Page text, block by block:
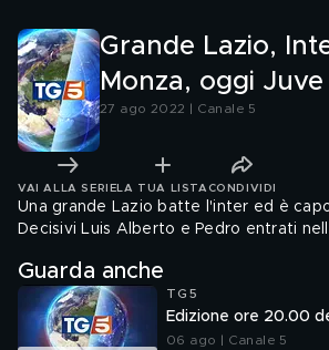
Grande Lazio,
Monza, oggi Juve
27 ago 2022 | Canale 5
VAI ALLA SERIE LA TUA LISTA CONDIVIDI
Una grande Lazio batte l'inter ed è
Decisivi Luis Alberto e Pedro entrati
Guarda anche
TG5
Edizione ore 20.00
06 ago | Canale 5